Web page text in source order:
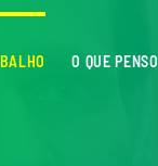
O QUE PENSO